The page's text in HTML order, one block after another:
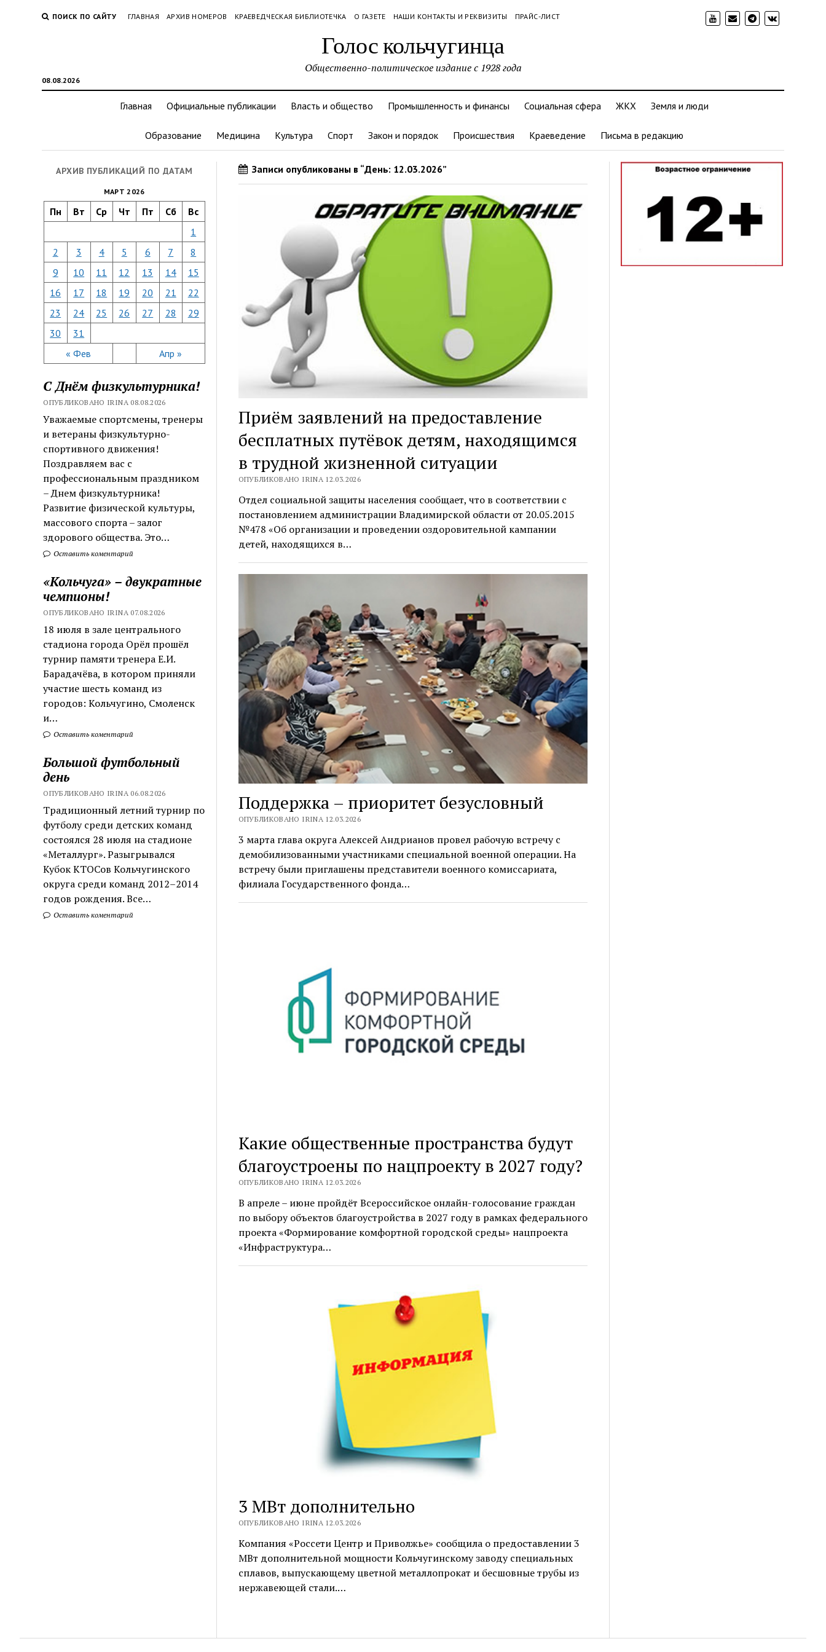
ПОИСК ПО САЙТУ ГЛАВНАЯ АРХИВ НОМЕРОВ КРАЕВЕДЧЕСКАЯ БИБЛИОТЕЧКА О ГАЗЕТЕ НАШИ КОНТАКТЫ И РЕКВИЗИТЫ ПРАЙС-ЛИСТ
Голос кольчугинца
08.08.2026
Общественно-политическое издание с 1928 года
Главная Официальные публикации Власть и общество Промышленность и финансы Социальная сфера ЖКХ Земля и люди
Образование Медицина Культура Спорт Закон и порядок Происшествия Краеведение Письма в редакцию
АРХИВ ПУБЛИКАЦИЙ ПО ДАТАМ
МАРТ 2026
Пн Вт Ср Чт Пт Сб Вс
« Фев Апр »
1
2
3 4 5 6 7
8
9
10 11 12 13 14
15
16
17 18 19 20 21
22
23
24 25 26 27 28
29
30
31
С Днём физкультурника!
ОПУБЛИКОВАНО IRINA 08.08.2026
Уважаемые спортсмены, тренеры
и ветераны физкультурно-
спортивного движения!
Поздравляем вас с
профессиональным праздником
– Днем физкультурника!
Развитие физической культуры,
массового спорта – залог
здорового общества. Это…
Оставить коментарий
«Кольчуга» – двукратные
чемпионы!
ОПУБЛИКОВАНО IRINA 07.08.2026
18 июля в зале центрального
стадиона города Орёл прошёл
турнир памяти тренера Е.И.
Барадачёва, в котором приняли
участие шесть команд из
городов: Кольчугино, Смоленск
и…
Оставить коментарий
Большой футбольный
день
ОПУБЛИКОВАНО IRINA 06.08.2026
Традиционный летний турнир по
футболу среди детских команд
состоялся 28 июля на стадионе
«Металлург». Разыгрывался
Кубок КТОСов Кольчугинского
округа среди команд 2012–2014
годов рождения. Все…
Оставить коментарий
Записи опубликованы в “День: 12.03.2026”
Приём заявлений на предоставление
бесплатных путёвок детям, находящимся
в трудной жизненной ситуации
ОПУБЛИКОВАНО IRINA 12.03.2026
Отдел социальной защиты населения сообщает, что в соответствии с
постановлением администрации Владимирской области от 20.05.2015
№478 «Об организации и проведении оздоровительной кампании
детей, находящихся в…
Поддержка – приоритет безусловный
ОПУБЛИКОВАНО IRINA 12.03.2026
3 марта глава округа Алексей Андрианов провел рабочую встречу с
демобилизованными участниками специальной военной операции. На
встречу были приглашены представители военного комиссариата,
филиала Государственного фонда…
Какие общественные пространства будут
благоустроены по нацпроекту в 2027 году?
ОПУБЛИКОВАНО IRINA 12.03.2026
В апреле – июне пройдёт Всероссийское онлайн-голосование граждан
по выбору объектов благоустройства в 2027 году в рамках федерального
проекта «Формирование комфортной городской среды» нацпроекта
«Инфраструктура…
3 МВт дополнительно
ОПУБЛИКОВАНО IRINA 12.03.2026
Компания «Россети Центр и Приволжье» сообщила о предоставлении 3
МВт дополнительной мощности Кольчугинскому заводу специальных
сплавов, выпускающему цветной металлопрокат и бесшовные трубы из
нержавеющей стали.…